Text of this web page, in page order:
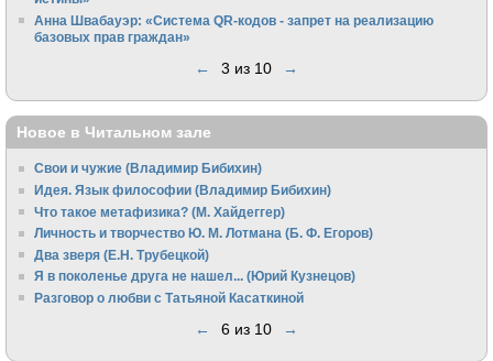
Анна Швабауэр: «Система QR-кодов - запрет на реализацию
базовых прав граждан»
← 3 из 10 →
Новое в Читальном зале
Свои и чужие (Владимир Бибихин)
Идея. Язык философии (Владимир Бибихин)
Что такое метафизика? (М. Хайдеггер)
Личность и творчество Ю. М. Лотмана (Б. Ф. Егоров)
Два зверя (Е.Н. Трубецкой)
Я в поколенье друга не нашел... (Юрий Кузнецов)
Разговор о любви с Татьяной Касаткиной
← 6 из 10 →